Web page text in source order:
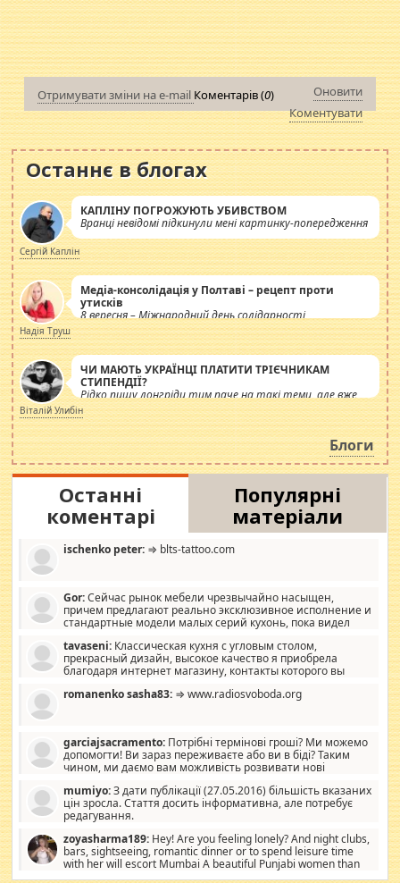
Отримувати зміни на e-mail Коментарів (0)
Оновити
Коментувати
Останнє в блогах
КАПЛІНУ ПОГРОЖУЮТЬ УБИВСТВОМ
Вранці невідомі підкинули мені картинку-попередження
Сергій Каплін
Медіа-консолідація у Полтаві – рецепт проти
утисків
8 вересня – Міжнародний день солідарності
журналістів.
Надія Труш
ЧИ МАЮТЬ УКРАЇНЦІ ПЛАТИТИ ТРІЄЧНИКАМ
СТИПЕНДІЇ?
Рідко пишу лонгріди тим паче на такі теми, але вже
просто дістало! Обурюють сьогоднішні інсенуації
навколо стипендіального питання. Штучно
роздувається ще одна соціальна катастрофа.
Віталій Улибін
Блоги
Останні
коментарі
Популярні
матеріали
ischenko peter: ⇒ blts-tattoo.com
Gor:Сейчас рынок мебели чрезвычайно насыщен,
причем предлагают реально эксклюзивное исполнение и
стандартные модели малых серий кухонь, пока видел
стандартные формы, в MebelOk, креативненько и что главное -
со вкусом все в порядке, без ненужных наворотов удорожающих
мебель, а это не последний фактор.
tavaseni: Классическая кухня с угловым столом,
прекрасный дизайн, высокое качество я приобрела
благодаря интернет магазину, контакты которого вы
romanenko sasha83: ⇒ www.radiosvoboda.org
garciajsacramento: Потрібні термінові гроші? Ми можемо
допомогти! Ви зараз переживаєте або ви в біді? Таким
чином, ми даємо вам можливість розвивати нові
допомагати людям, які намагаються дати їм шанс. Кожен
заслуговує на другий шанс, і, оскільки влада не зможе, вони
повинні приймати від інших. Для нас нема багато суми, і зрілість
витрат, а тільки узгоджених сум і нічого іншого. Не чекайте і не
коментуйте цей пост. Введіть суму, яку ви хочете подати, і ми
зв'яжемося з вами з усіма варіантами. зв'яжіться з нами
сьогодні на garciajsacramento@gmail.com Вам потрібні термінові
mumiyo:З дати публікації (27.05.2016) більшість вказаних
цін зросла. Стаття досить інформативна, але потребує
редагування.
zoyasharma189: Hey! Are you feeling lonely? And night clubs,
bars, sightseeing, romantic dinner or to spend leisure time
with her will escort Mumbai A beautiful Punjabi women than
sexy escort companion in arms that you guys feel like 5 star luxury